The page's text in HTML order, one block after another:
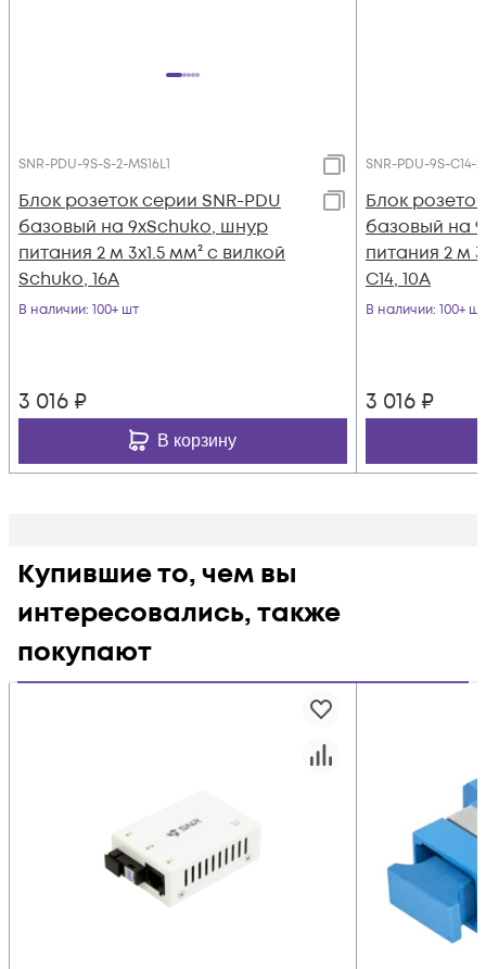
SNR-PDU-9S-S-2-MS16L1
Блок розеток серии SNR-PDU
базовый на 9хSchuko, шнур
питания 2 м 3x1.5 мм² с вилкой
Schuko, 16A
В наличии: 100+ шт
3 016 ₽
В корзину
SNR-PDU-9S-C14-
Блок
базовый на
питания 2 м
C14, 10A
В наличии: 100+ шт
3 016 ₽
Купившие то, чем вы
интересовались, также
покупают